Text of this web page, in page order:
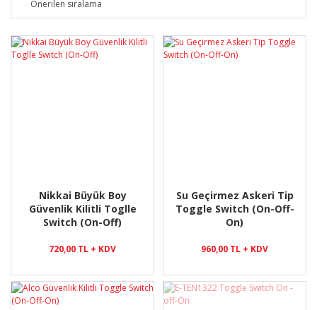
Nikkai Büyük Boy
Güvenlik Kilitli Toglle
Switch (On-Off)
720,00 TL + KDV
Su Geçirmez Askeri Tip
Toggle Switch (On-Off-
On)
960,00 TL + KDV